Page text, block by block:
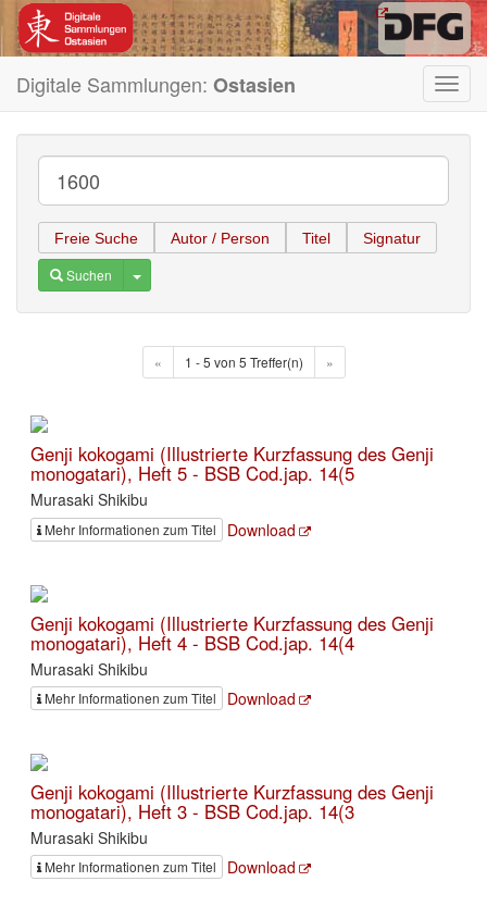
Digitale Sammlungen: Ostasien
Freie Suche Autor / Person Titel Signatur
Suchen Toggle Dropdown
« 1 - 5 von 5 Treffer(n) »
Genji kokogami (Illustrierte Kurzfassung des Genji
monogatari), Heft 5 - BSB Cod.jap. 14(5
Murasaki Shikibu
Mehr Informationen zum Titel Download
Genji kokogami (Illustrierte Kurzfassung des Genji
monogatari), Heft 4 - BSB Cod.jap. 14(4
Murasaki Shikibu
Mehr Informationen zum Titel Download
Genji kokogami (Illustrierte Kurzfassung des Genji
monogatari), Heft 3 - BSB Cod.jap. 14(3
Murasaki Shikibu
Mehr Informationen zum Titel Download